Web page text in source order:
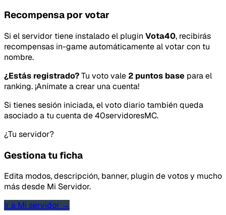
Recompensa por votar
Si el servidor tiene instalado el plugin Vota40, recibirás
recompensas in-game automáticamente al votar con tu
nombre.
¿Estás registrado?Tu voto vale 2 puntos base para el
ranking. ¡Anímate a crear una cuenta!
Si tienes sesión iniciada, el voto diario también queda
asociado a tu cuenta de 40servidoresMC.
¿Tu servidor?
Gestiona tu ficha
Edita modos, descripción, banner, plugin de votos y mucho
más desde Mi Servidor.
Ir a Mi servidor →